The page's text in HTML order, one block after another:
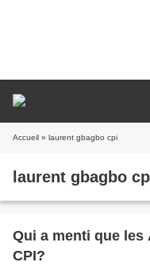
Accueil » laurent gbagbo cpi
laurent gbagbo
Qui a menti que
CPI?